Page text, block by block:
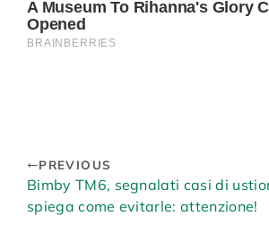
PREVIOUS
Bimby TM6, segnalati casi di
spiega come evitarle: attenzione!